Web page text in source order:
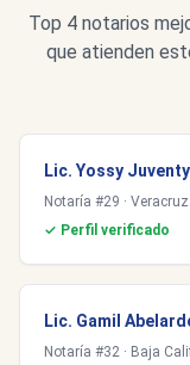
Top 4 notarios
que atienden
Lic. Yossy
Notaría #29 · Veracruz
✓ Perfil verificado
Lic. Gamil
Notaría #32 · Baja